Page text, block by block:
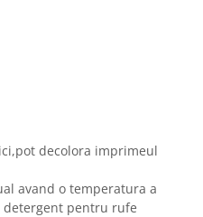
decolora imprimeul
avand o temperatura a
detergent pentru rufe